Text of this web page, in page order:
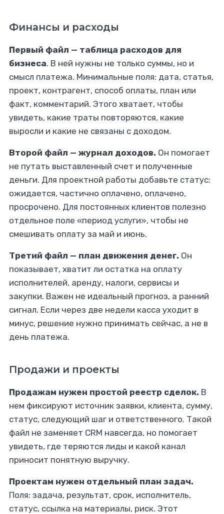
Финансы и расходы
Первый файл — таблица расходов для
бизнеса. В ней нужны не только суммы, но и
смысл платежа. Минимальные поля: дата, статья,
проект, контрагент, способ оплаты, план или
факт, комментарий. Этого хватает, чтобы
увидеть, какие траты повторяются, какие
выросли и какие не связаны с доходом.
Второй файл — журнал доходов. Он помогает
не путать выставленный счет и полученные
деньги. Для проектной работы добавьте статус:
ожидается, частично оплачено, оплачено,
просрочено. Для постоянных клиентов полезно
отдельное поле «период услуги», чтобы не
смешивать оплату за май и июнь.
Третий файл — план движения денег. Он
показывает, хватит ли остатка на оплату
исполнителей, аренду, налоги, сервисы и
закупки. Важен не идеальный прогноз, а ранний
сигнал. Если через две недели касса уходит в
минус, решение нужно принимать сейчас, а не в
день платежа.
Продажи и проекты
Продажам нужен простой реестр сделок. В
нем фиксируют источник заявки, клиента, сумму,
статус, следующий шаг и ответственного. Такой
файл не заменяет CRM навсегда, но помогает
увидеть, где теряются лиды и какой канал
приносит понятную выручку.
Проектам нужен отдельный план задач.
Поля: задача, результат, срок, исполнитель,
статус, ссылка на материалы, риск. Этот